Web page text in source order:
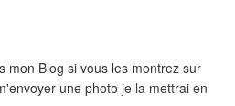
mon Blog si vous les montrez sur
une photo je la mettrai en